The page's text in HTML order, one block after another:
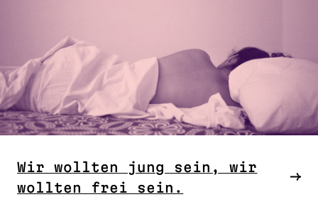
Wir wollten jung sein, wir
wollten frei sein.